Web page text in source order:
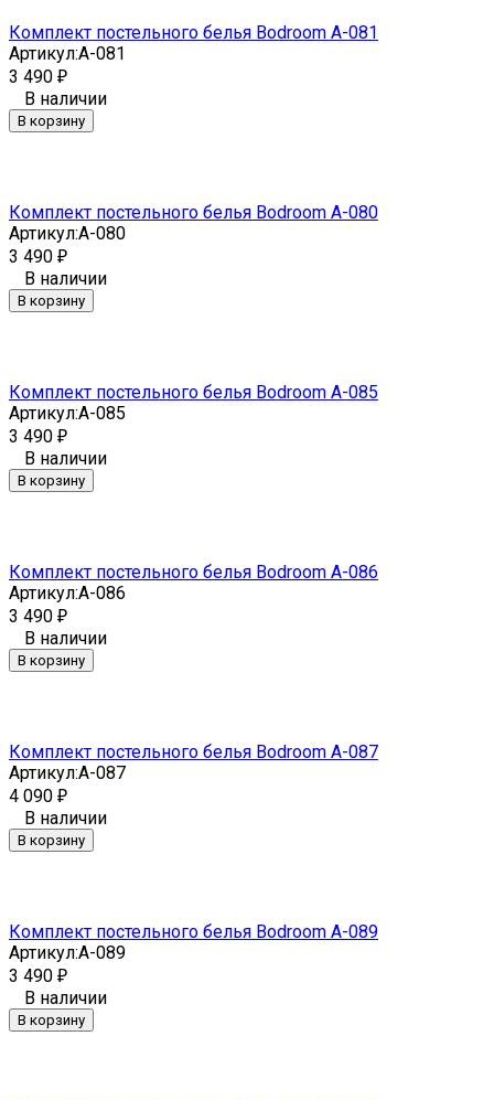
Комплект постельного белья Bodroom A-081
Артикул:A-081
3 490 ₽
В наличии
В корзину
Комплект постельного белья Bodroom A-080
Артикул:A-080
3 490 ₽
В наличии
В корзину
Комплект постельного белья Bodroom A-085
Артикул:A-085
3 490 ₽
В наличии
В корзину
Комплект постельного белья Bodroom A-086
Артикул:A-086
3 490 ₽
В наличии
В корзину
Комплект постельного белья Bodroom A-087
Артикул:A-087
4 090 ₽
В наличии
В корзину
Комплект постельного белья Bodroom A-089
Артикул:A-089
3 490 ₽
В наличии
В корзину